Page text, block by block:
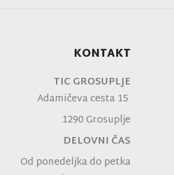
KONTAKT
TIC GROSUPLJE
Adamičeva cesta 15
1290 Grosuplje
DELOVNI ČAS
Od ponedeljka do petka